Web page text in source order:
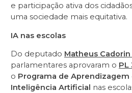
e participação ativa dos
uma sociedade mais equitativa.
IA nas escolas
Do deputado Matheus Cadorin
parlamentares aprovaram o PL
o Programa de Aprendizagem
Inteligência Artificial nas